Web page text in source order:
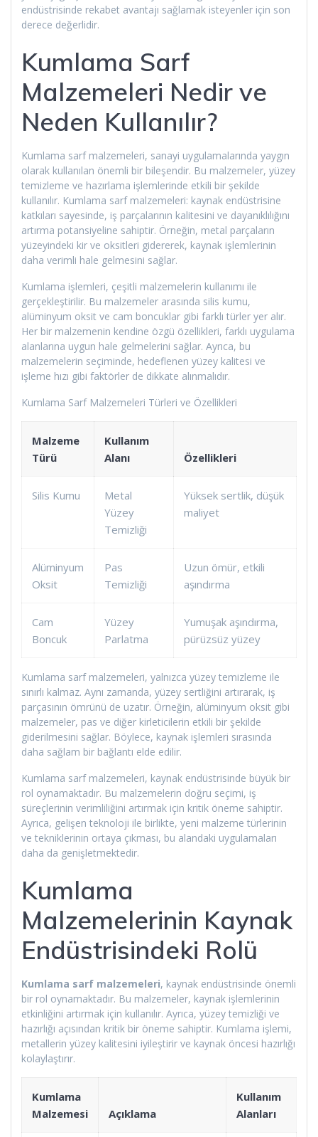
endüstrisinde rekabet avantajı sağlamak isteyenler için son
derece değerlidir.
Kumlama Sarf
Malzemeleri Nedir ve
Neden Kullanılır?
Kumlama sarf malzemeleri, sanayi uygulamalarında yaygın
olarak kullanılan önemli bir bileşendir. Bu malzemeler, yüzey
temizleme ve hazırlama işlemlerinde etkili bir şekilde
kullanılır. Kumlama sarf malzemeleri: kaynak endüstrisine
katkıları sayesinde, iş parçalarının kalitesini ve dayanıklılığını
artırma potansiyeline sahiptir. Örneğin, metal parçaların
yüzeyindeki kir ve oksitleri gidererek, kaynak işlemlerinin
daha verimli hale gelmesini sağlar.
Kumlama işlemleri, çeşitli malzemelerin kullanımı ile
gerçekleştirilir. Bu malzemeler arasında silis kumu,
alüminyum oksit ve cam boncuklar gibi farklı türler yer alır.
Her bir malzemenin kendine özgü özellikleri, farklı uygulama
alanlarına uygun hale gelmelerini sağlar. Ayrıca, bu
malzemelerin seçiminde, hedeflenen yüzey kalitesi ve
işleme hızı gibi faktörler de dikkate alınmalıdır.
Kumlama Sarf Malzemeleri Türleri ve Özellikleri
Malzeme
Türü
Kullanım
Alanı
Özellikleri
Silis Kumu
Metal
Yüzey
Temizliği
Yüksek sertlik, düşük
maliyet
Alüminyum
Oksit
Pas
Temizliği
Uzun ömür, etkili
aşındırma
Cam
Boncuk
Yüzey
Parlatma
Yumuşak aşındırma,
pürüzsüz yüzey
Kumlama sarf malzemeleri, yalnızca yüzey temizleme ile
sınırlı kalmaz. Aynı zamanda, yüzey sertliğini artırarak, iş
parçasının ömrünü de uzatır. Örneğin, alüminyum oksit gibi
malzemeler, pas ve diğer kirleticilerin etkili bir şekilde
giderilmesini sağlar. Böylece, kaynak işlemleri sırasında
daha sağlam bir bağlantı elde edilir.
Kumlama sarf malzemeleri, kaynak endüstrisinde büyük bir
rol oynamaktadır. Bu malzemelerin doğru seçimi, iş
süreçlerinin verimliliğini artırmak için kritik öneme sahiptir.
Ayrıca, gelişen teknoloji ile birlikte, yeni malzeme türlerinin
ve tekniklerinin ortaya çıkması, bu alandaki uygulamaları
daha da genişletmektedir.
Kumlama
Malzemelerinin Kaynak
Endüstrisindeki Rolü
Kumlama sarf malzemeleri, kaynak endüstrisinde önemli
bir rol oynamaktadır. Bu malzemeler, kaynak işlemlerinin
etkinliğini artırmak için kullanılır. Ayrıca, yüzey temizliği ve
hazırlığı açısından kritik bir öneme sahiptir. Kumlama işlemi,
metallerin yüzey kalitesini iyileştirir ve kaynak öncesi hazırlığı
kolaylaştırır.
Kumlama
Malzemesi
Açıklama
Kullanım
Alanları